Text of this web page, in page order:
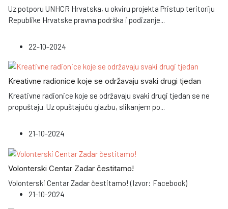
Uz potporu UNHCR Hrvatska, u okviru projekta Pristup teritoriju
Republike Hrvatske pravna podrška i podizanje...
22-10-2024
Kreativne radionice koje se održavaju svaki drugi tjedan
Kreativne radionice koje se održavaju svaki drugi tjedan se ne
propuštaju. Uz opuštajuću glazbu, slikanjem po...
21-10-2024
Volonterski Centar Zadar čestitamo!
Volonterski Centar Zadar čestitamo! (Izvor: Facebook)
21-10-2024